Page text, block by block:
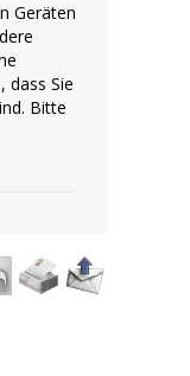
Geräten
dass Sie
Bitte